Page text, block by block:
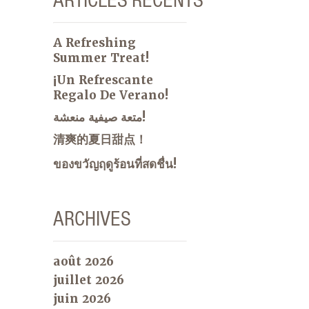
A Refreshing
Summer Treat!
¡Un Refrescante
Regalo De Verano!
متعة صيفية منعشة!
清爽的夏日甜点！
ของขวัญฤดูร้อนที่สดชื่น!
ARCHIVES
août 2026
juillet 2026
juin 2026